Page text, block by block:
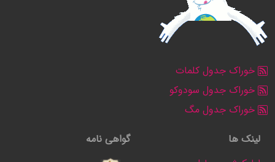
خوراک جدول کلمات
خوراک جدول سودوکو
خوراک جدول مگ
لینک ها
گواهی نامه